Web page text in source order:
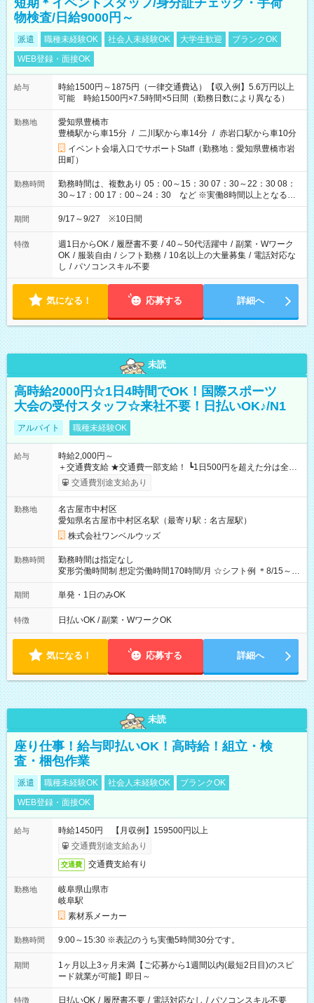
短期＊イベントスタッフ/身分証チェック・手荷
物検査/日給9000円～
派遣 職種未経験OK 社会人未経験OK 大学生歓迎
ブランクOK
WEB登録・面接OK
給与
時給1500円～1875円（一律交通費込）【収入例】5.6万円以上
可能 時給1500円×7.5時間×5日間（勤務日数により異なる）
勤務地
愛知県豊橋市
豊橋駅から車15分 / 二川駅から車14分 / 赤岩口駅から車10分
イベント会場入口でサポートStaff（勤務地：愛知県豊橋市岩
田町）
勤務時間
勤務時間は、複数あり 05：00～15：30 07：30～22：30 08：
30～17：00 17：00～24：30 など ※実働8時間以上となる勤
務もあります。 【休憩】60分+他休憩あり 交替で取得します。
安全面に配慮しこまめな休憩があります。
期間 9/17～9/27 ※10日間
特徴 週1日からOK / 履歴書不要 / 40～50代活躍中 / 副業・Wワーク
OK / 服装自由 / シフト勤務 / 10名以上の大量募集 / 電話対応な
し / パソコンスキル不要
気になる！ 応募する 詳細へ
未読
高時給2000円☆1日4時間でOK！国際スポーツ
大会の受付スタッフ☆来社不要！日払いOK♪/N1
アルバイト 職種未経験OK
給与
時給2,000円～
＋交通費支給 ★交通費一部支給！ ┗1日500円を超えた分は全額
支給！ ※往復500円以内の方は自己負担となります ★日払い
OK！（規定あり） ┗働いたその日に現金GET♪ お仕事後はコン
期間なし
交通費別途支給あり
勤務地
名古屋市中村区
愛知県名古屋市中村区名駅（最寄り駅：名古屋駅）
株式会社ワンベルウッズ
勤務時間
勤務時間は指定なし
変形労働時間制 想定労働時間170時間/月 ☆シフト例 ＊8/15～
10/26 全日共通 08：00～12：00 17：00～21：00 ＊8/31
～9/19のみ下記シフトもあります！ 12：00～16：00 ＊9/6～
00
期間 単発・1日のみOK
特徴 日払いOK / 副業・WワークOK
気になる！ 応募する 詳細へ
未読
座り仕事！給与即払いOK！高時給！組立・検
査・梱包作業
派遣 職種未経験OK 社会人未経験OK
ブランクOK
WEB登録・面接OK
給与
時給1450円 【月収例】159500円以上
交通費別途支給あり
交通費 交通費支給有り
勤務地
岐阜県山県市
岐阜駅
素材系メーカー
勤務時間 9:00～15:30 ※表記のうち実働5時間30分です。
期間
1ヶ月以上3ヶ月未満【ご応募から1週間以内(最短2日目)のスピ
ード就業が可能】即日～
特徴 日払いOK / 履歴書不要 / 電話対応なし / パソコンスキル不要